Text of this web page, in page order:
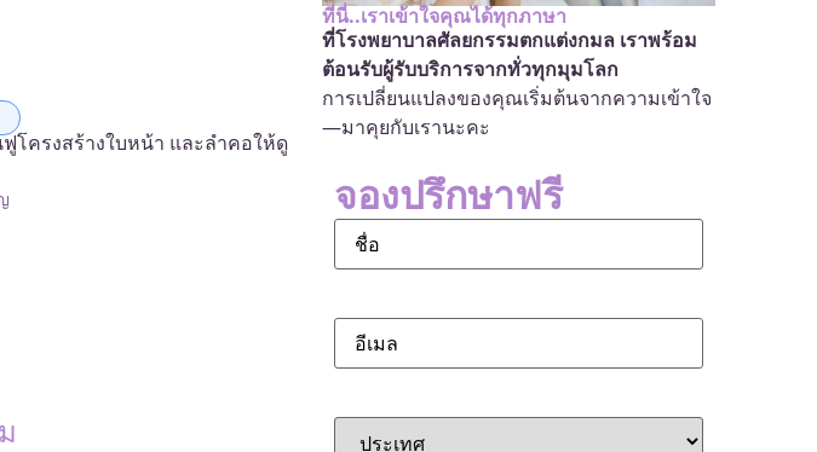
โครงสร้างใบหน้า และลำคอให้ดู
ที่นี่..เราเข้าใจคุณได้ทุกภาษา
ที่โรงพยาบาลศัลยกรรมตกแต่งกมล เราพร้อม
ต้อนรับผู้รับบริการจากทั่วทุกมุมโลก
การเปลี่ยนแปลงของคุณเริ่มต้นจากความเข้าใจ
—มาคุยกับเรานะคะ
จองปรึกษาฟรี